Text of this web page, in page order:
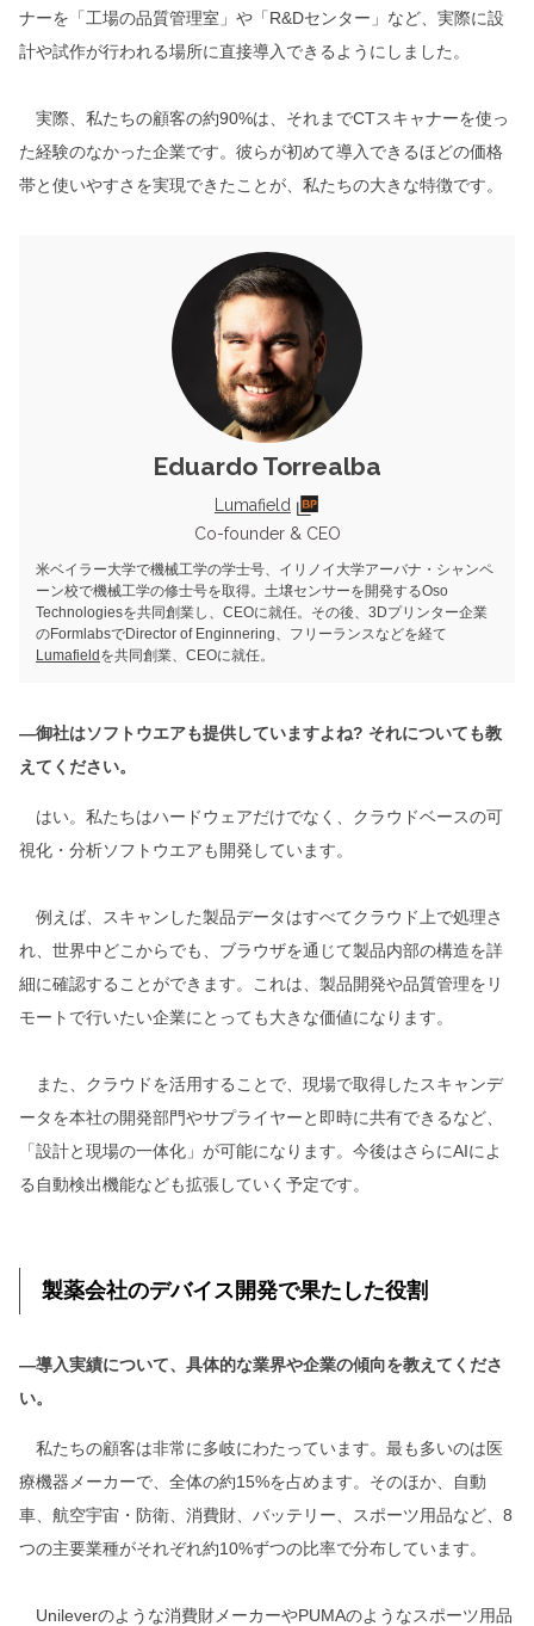
ナーを「工場の品質管理室」や「R&Dセンター」など、実際に設
計や試作が行われる場所に直接導入できるようにしました。
実際、私たちの顧客の約90%は、それまでCTスキャナーを使っ
た経験のなかった企業です。彼らが初めて導入できるほどの価格
帯と使いやすさを実現できたことが、私たちの大きな特徴です。
Eduardo Torrealba
Lumafield
Co-founder & CEO
米ベイラー大学で機械工学の学士号、イリノイ大学アーバナ・シャンペ
ーン校で機械工学の修士号を取得。土壌センサーを開発するOso
Technologiesを共同創業し、CEOに就任。その後、3Dプリンター企業
のFormlabsでDirector of Enginnering、フリーランスなどを経て
Lumafield を共同創業、CEOに就任。
―御社はソフトウエアも提供していますよね? それについても教
えてください。
はい。私たちはハードウェアだけでなく、クラウドベースの可
視化・分析ソフトウエアも開発しています。
例えば、スキャンした製品データはすべてクラウド上で処理さ
れ、世界中どこからでも、ブラウザを通じて製品内部の構造を詳
細に確認することができます。これは、製品開発や品質管理をリ
モートで行いたい企業にとっても大きな価値になります。
また、クラウドを活用することで、現場で取得したスキャンデ
ータを本社の開発部門やサプライヤーと即時に共有できるなど、
「設計と現場の一体化」が可能になります。今後はさらにAIによ
る自動検出機能なども拡張していく予定です。
製薬会社のデバイス開発で果たした役割
―導入実績について、具体的な業界や企業の傾向を教えてくださ
い。
私たちの顧客は非常に多岐にわたっています。最も多いのは医
療機器メーカーで、全体の約15%を占めます。そのほか、自動
車、航空宇宙・防衛、消費財、バッテリー、スポーツ用品など、8
つの主要業種がそれぞれ約10%ずつの比率で分布しています。
Unileverのような消費財メーカーやPUMAのようなスポーツ用品